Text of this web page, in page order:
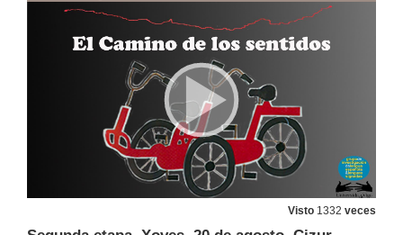
Visto 1332 veces
Prólogo
18 de ago. de 2009
Introdución
18 de ago. de 2009
Preparativos. Martes, 18 de agosto
18 de ago. de 2012